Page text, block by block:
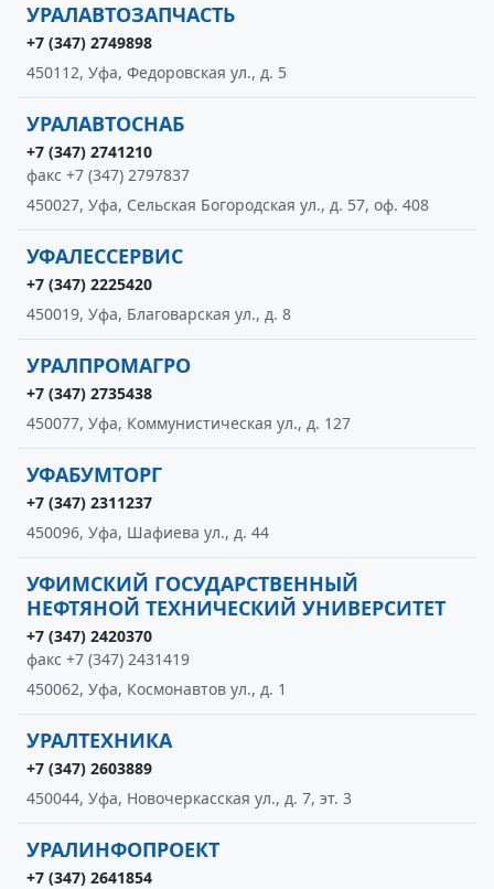
УРАЛАВТОЗАПЧАСТЬ
+7 (347) 2749898
450112, Уфа, Федоровская ул., д. 5
УРАЛАВТОСНАБ
+7 (347) 2741210
факс +7 (347) 2797837
450027, Уфа, Сельская Богородская ул., д. 57, оф. 408
УФАЛЕССЕРВИС
+7 (347) 2225420
450019, Уфа, Благоварская ул., д. 8
УРАЛПРОМАГРО
+7 (347) 2735438
450077, Уфа, Коммунистическая ул., д. 127
УФАБУМТОРГ
+7 (347) 2311237
450096, Уфа, Шафиева ул., д. 44
УФИМСКИЙ ГОСУДАРСТВЕННЫЙ
НЕФТЯНОЙ ТЕХНИЧЕСКИЙ УНИВЕРСИТЕТ
+7 (347) 2420370
факс +7 (347) 2431419
450062, Уфа, Космонавтов ул., д. 1
УРАЛТЕХНИКА
+7 (347) 2603889
450044, Уфа, Новочеркасская ул., д. 7, эт. 3
УРАЛИНФОПРОЕКТ
+7 (347) 2641854